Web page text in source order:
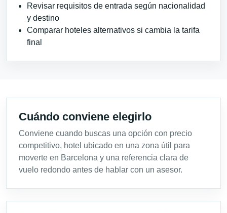
Revisar requisitos de entrada según nacionalidad
y destino
Comparar hoteles alternativos si cambia la tarifa
final
Cuándo conviene elegirlo
Conviene cuando buscas una opción con precio
competitivo, hotel ubicado en una zona útil para
moverte en Barcelona y una referencia clara de
vuelo redondo antes de hablar con un asesor.